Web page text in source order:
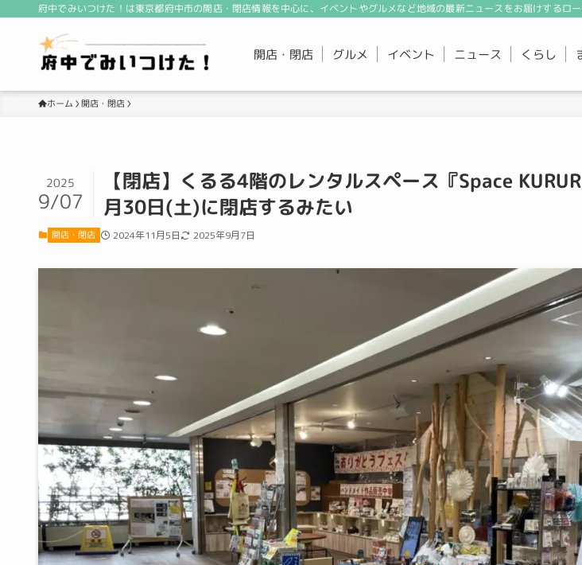
府中でみいつけた！は東京都府中市の開店・閉店情報を中心に、イベントやグルメなど地域の最新ニュースをお届けする
開店・閉店 グルメ イベント ニュース くらし
ホーム 開店・閉店
【閉店】くるる4階のレンタルスペース『Space
月30日(土)に閉店するみたい
2025
9/07
開店・閉店 2024年11月5日 2025年9月7日